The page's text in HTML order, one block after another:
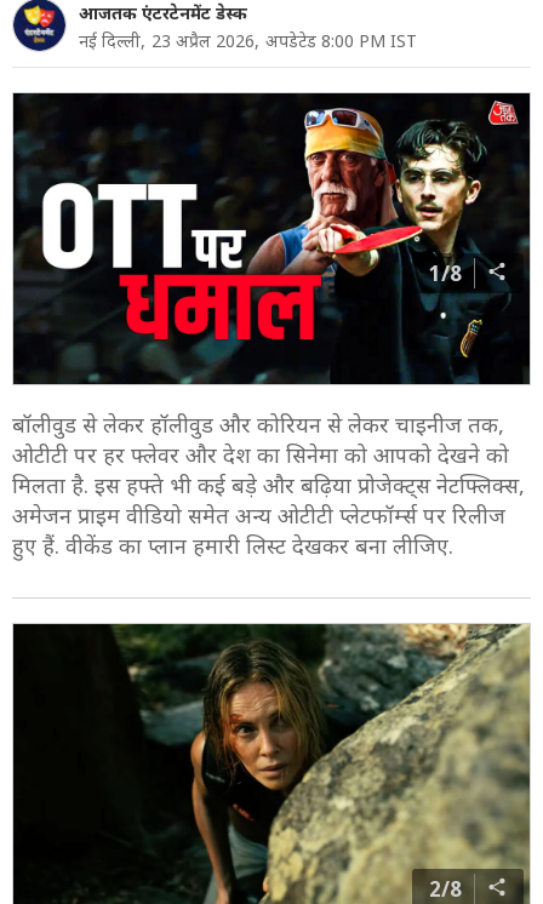
आजतक एंटरटेनमेंट डेस्क
नई दिल्ली, 23 अप्रैल 2026, अपडेटेड 8:00 PM IST
1/8
बॉलीवुड से लेकर हॉलीवुड और कोरियन से लेकर चाइनीज तक,
ओटीटी पर हर फ्लेवर और देश का सिनेमा को आपको देखने को
मिलता है. इस हफ्ते भी कई बड़े और बढ़िया प्रोजेक्ट्स नेटफ्लिक्स,
अमेजन प्राइम वीडियो समेत अन्य ओटीटी प्लेटफॉर्म्स पर रिलीज
हुए हैं. वीकेंड का प्लान हमारी लिस्ट देखकर बना लीजिए.
2/8